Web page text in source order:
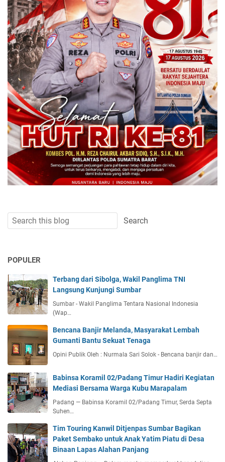
POPULER
Terbang dari Sibolga, Wakil Panglima TNI
Langsung Kunjungi Sumbar
Sumbar - Wakil Panglima Tentara Nasional Indonesia
(Wap…
Bencana Banjir Melanda, Masyarakat Lembah
Gumanti Bantu Sekuat Tenaga
Opini Publik Oleh : Nurmala Sari Solok - Bencana banjir dan…
Babinsa Koramil 02/Padang Timur Hadiri Kegiatan
Mediasi Bersama Warga Kubu Marapalam
Padang — Babinsa Koramil 02/Padang Timur, Serda Septa
Suhen…
Tim Touring Kanwil Ditjenpas Sumbar Bagikan
Paket Sembako untuk Anak Yatim Piatu di Desa
Binaan Lapas Alahan Panjang